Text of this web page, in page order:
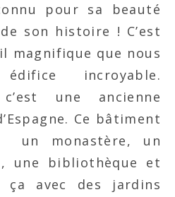
pour sa beauté
son histoire ! C’est
magnifique que nous
incroyable.
une ancienne
Ce bâtiment
un monastère, un
une bibliothèque et
avec des jardins